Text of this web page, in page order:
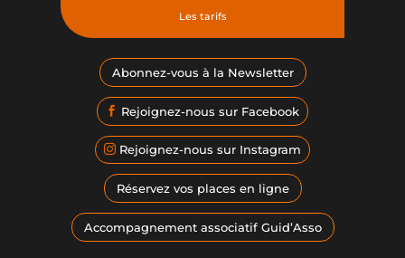
Les tarifs
Abonnez-vous à la Newsletter
Rejoignez-nous sur Facebook
Rejoignez-nous sur Instagram
Réservez vos places en ligne
Accompagnement associatif Guid’Asso